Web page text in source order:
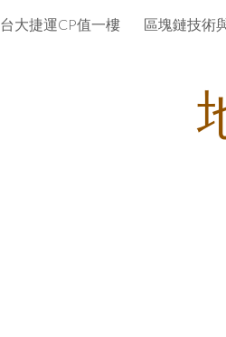
Skip to
台大捷運CP值一樓 區塊鏈技術